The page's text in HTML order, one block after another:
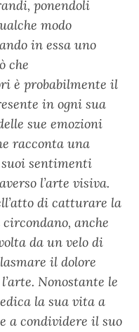
ponendoli
modo
in essa uno
che
è probabilmente il
in ogni sua
sue emozioni
racconta una
suoi sentimenti
l’arte visiva.
di catturare la
circondano, anche
da un velo di
il dolore
Nonostante le
la sua vita a
a condividere il suo